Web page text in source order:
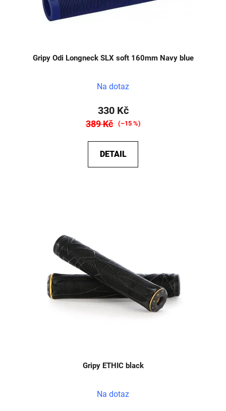
Gripy Odi Longneck SLX soft 160mm Navy blue
Na dotaz
330 Kč
389 Kč (–15 %)
DETAIL
Gripy ETHIC black
Na dotaz